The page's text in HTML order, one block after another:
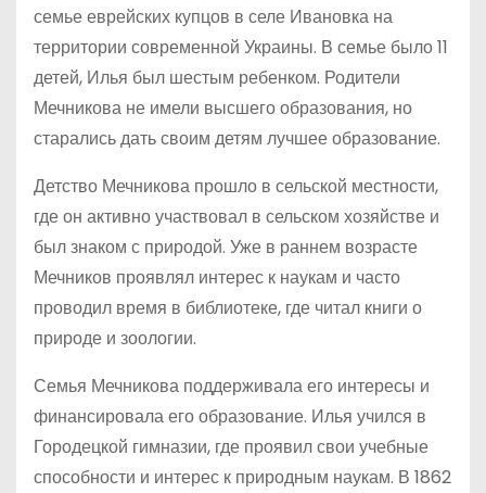
семье еврейских купцов в селе Ивановка на
территории современной Украины. В семье было 11
детей, Илья был шестым ребенком. Родители
Мечникова не имели высшего образования, но
старались дать своим детям лучшее образование.
Детство Мечникова прошло в сельской местности,
где он активно участвовал в сельском хозяйстве и
был знаком с природой. Уже в раннем возрасте
Мечников проявлял интерес к наукам и часто
проводил время в библиотеке, где читал книги о
природе и зоологии.
Семья Мечникова поддерживала его интересы и
финансировала его образование. Илья учился в
Городецкой гимназии, где проявил свои учебные
способности и интерес к природным наукам. В 1862